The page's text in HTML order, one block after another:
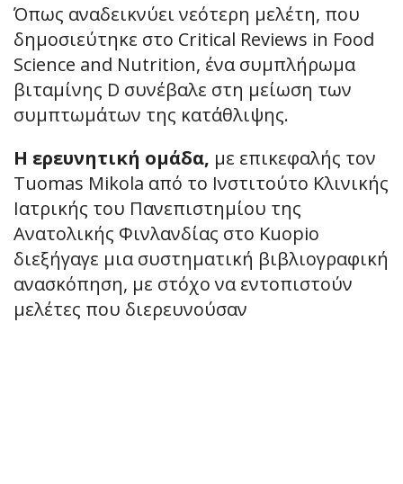
Όπως αναδεικνύει νεότερη μελέτη, που
δημοσιεύτηκε στο Critical Reviews in Food
Science and Nutrition, ένα συμπλήρωμα
βιταμίνης D συνέβαλε στη μείωση των
συμπτωμάτων της κατάθλιψης.
Η ερευνητική ομάδα, με επικεφαλής τον
Tuomas Mikola από το Ινστιτούτο Κλινικής
Ιατρικής του Πανεπιστημίου της
Ανατολικής Φινλανδίας στο Kuopio
διεξήγαγε μια συστηματική βιβλιογραφική
ανασκόπηση, με στόχο να εντοπιστούν
μελέτες που διερευνούσαν